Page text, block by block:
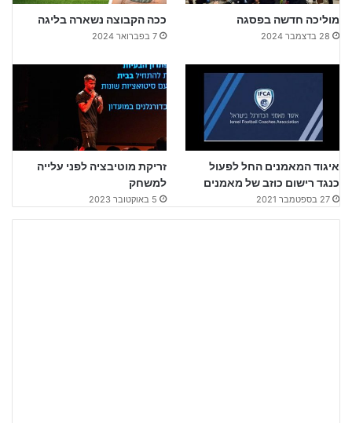
מוליכה חדשה בפסגה
28 בדצמבר 2024
ככה הקבוצה נשארה בליגה
7 בפברואר 2024
איגוד המאמנים החל לפעול
כנגד רישום כוזב של מאמנים
27 בספטמבר 2021
זריקת מוטיבציה לפני עלייה
למשחק
5 באוקטובר 2023